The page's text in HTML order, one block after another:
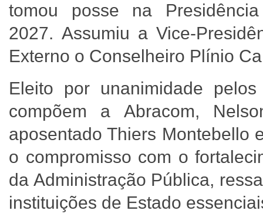
tomou posse na
2027. Assumiu a Vice-
Externo o Conselheiro Plínio
Eleito por unanimidade
compõem a Abracom,
aposentado Thiers Montebello
o compromisso com o
da Administração Pública,
instituições de Estado